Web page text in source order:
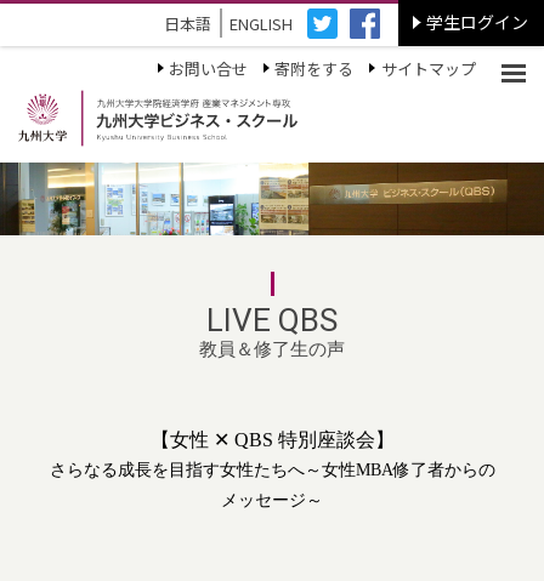
日本語 ENGLISH 学生ログイン
お問い合せ 寄附をする サイトマップ
LIVE QBS
教員＆修了生の声
【女性 ✕ QBS 特別座談会】
さらなる成長を目指す女性たちへ～女性MBA修了者からの
メッセージ～